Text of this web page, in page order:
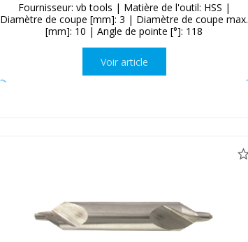
Fournisseur: vb tools | Matière de l'outil: HSS |
Diamètre de coupe [mm]: 3 | Diamètre de coupe max.
[mm]: 10 | Angle de pointe [°]: 118
Voir article